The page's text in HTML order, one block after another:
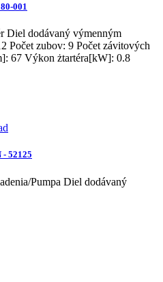
001
Diel dodávaný výmenným
Počet zubov: 9 Počet závitových
67 Výkon żtartéra[kW]: 0.8
52125
Pumpa Diel dodávaný